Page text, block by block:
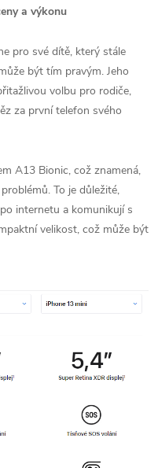
a výkonu
pro své dítě, který stále
být tím pravým. Jeho
volbu pro rodiče,
za první telefon svého
A13 Bionic, což znamená,
To je důležité,
internetu a komunikují s
velikost, což může být